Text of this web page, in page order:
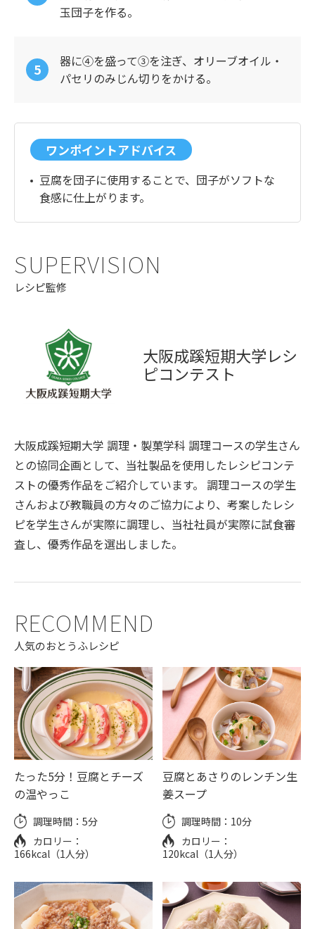
玉団子を作る。
器に④を盛って③を注ぎ、オリーブオイル・
パセリのみじん切りをかける。
ワンポイントアドバイス
豆腐を団子に使用することで、団子がソフトな
食感に仕上がります。
SUPERVISION
レシピ監修
大阪成蹊短期大学レシ
ピコンテスト
大阪成蹊短期大学 調理・製菓学科 調理コースの学生さん
との協同企画として、当社製品を使用したレシピコンテ
ストの優秀作品をご紹介しています。 調理コースの学生
さんおよび教職員の方々のご協力により、考案したレシ
ピを学生さんが実際に調理し、当社社員が実際に試食審
査し、優秀作品を選出しました。
RECOMMEND
人気のおとうふレシピ
たった5分！豆腐とチーズ
の温やっこ
調理時間： 5分
カロリー：
166kcal（1人分）
豆腐とあさりのレンチン生
姜スープ
調理時間： 10分
カロリー：
120kcal（1人分）